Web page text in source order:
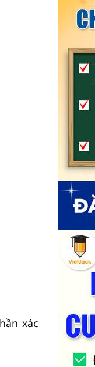
xác